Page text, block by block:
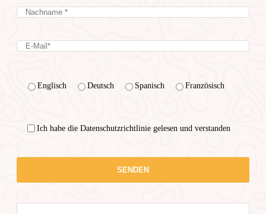
Englisch Deutsch Spanisch Französisch
Ich habe die Datenschutzrichtlinie gelesen und verstanden